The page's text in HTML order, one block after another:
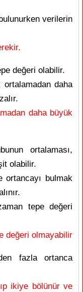
verilerin
değeri olabilir.
daha
daha büyük
ortalaması,
olabilir.
ortancayı bulmak
tepe değeri
değeri olmayabilir
fazla ortanca
ikiye bölünür ve